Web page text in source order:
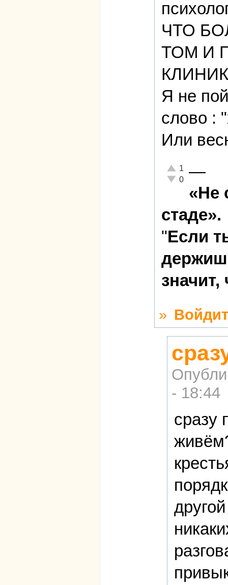
ЧТО
ТОМ И
Я не
слово :
Или
Отлично!
1
Неадекватно!
0 —
«Не
стаде».
"Если
»
- 18:44
сразу